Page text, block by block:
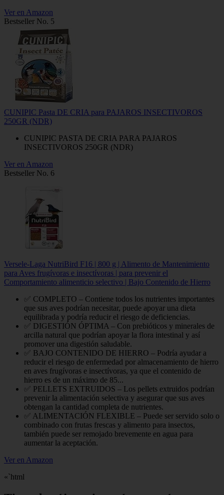
Ver en Amazon
Bestseller No. 5
CUNIPIC Pasta DE CRIA para PAJAROS INSECTIVOROS
250GR (NDR)
CUNIPIC PASTA DE CRIA PARA PAJAROS
INSECTIVOROS 250GR (NDR)
Ver en Amazon
Bestseller No. 6
Versele-Laga NutriBird F16 | 800 g | Alimento de Mantenimiento
para Aves frugívoras e insectívoras | para prevenir el
Comportamiento alimenticio selectivo | Bajo Contenido de Hierro
✅ COMPLETO – Contiene todos los nutrientes importantes
que sus aves podrían necesitar, puede apoyar una dieta
equilibrada y podría reducir el riesgo de deficiencias.
✅ DIGESTIÓN ÓPTIMA – Con prebióticos y minerales de
arcilla natural que podrían apoyar la flora intestinal y así
promover una digestión saludable.
✅ BAJO CONTENIDO DE HIERRO – Podría ayudar a
reducir el riesgo de enfermedad por almacenamiento de hierro
en aves frugívoras e insectívoras, ya que el contenido de
hierro es de un máximo de 85...
✅ PELLETS EXTRUIDOS – Los pellets extruidos podrían
prevenir la alimentación selectiva y asegurar que sus aves
obtengan la cantidad completa de nutrientes.
✅ ALIMENTACIÓN FLEXIBLE – Puede ser servido solo o
combinado con frutas frescas y alimento para insectos,
también puede ser remojado brevemente en agua para
aumentar la aceptación.
Ver en Amazon
«`html